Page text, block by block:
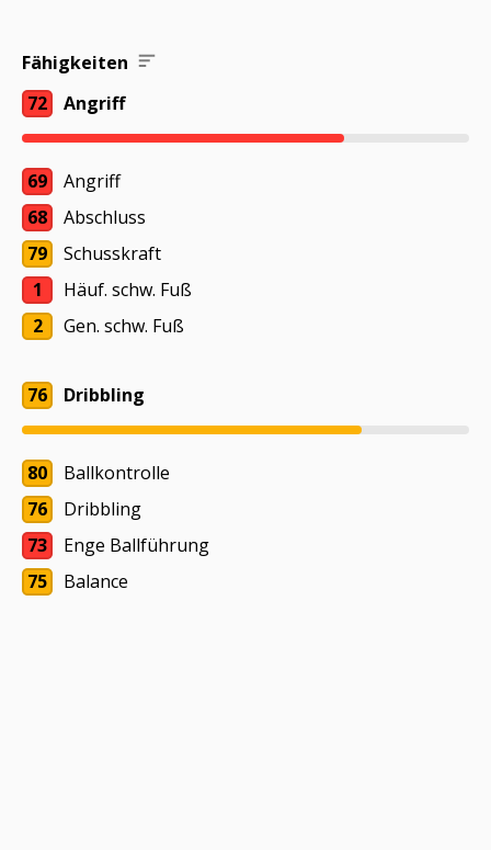
Fähigkeiten
72
Angriff
69
Angriff
68
Abschluss
79
Schusskraft
1
Häuf. schw. Fuß
2
Gen. schw. Fuß
76 Dribbling
80
Ballkontrolle
76
Dribbling
73
Enge Ballführung
75
Balance